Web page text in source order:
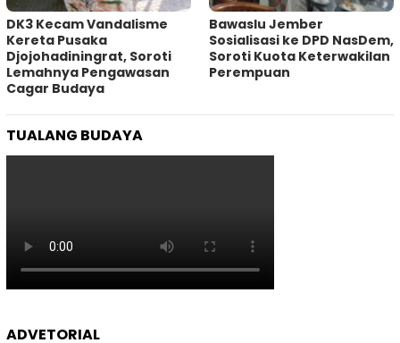
DK3 Kecam Vandalisme
Kereta Pusaka
Djojohadiningrat, Soroti
Lemahnya Pengawasan
Cagar Budaya
Bawaslu Jember
Sosialisasi ke DPD NasDem,
Soroti Kuota Keterwakilan
Perempuan
TUALANG BUDAYA
ADVETORIAL